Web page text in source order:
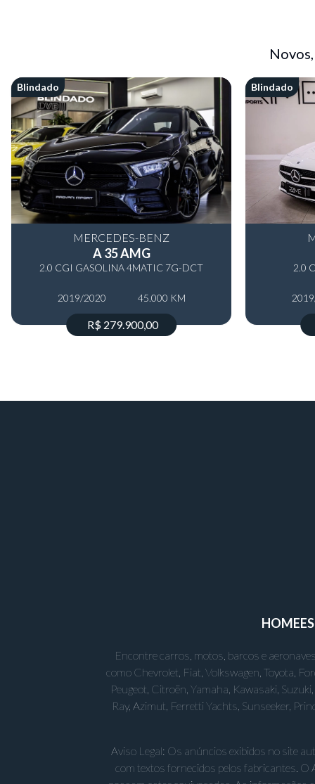
Dianteiro / traseiro / câmeras
Blindado
MERCEDES-BENZ
A 35 AMG
2.0 CGI GASOLINA 4MATIC 7G-DCT
2019/2020 45.000 KM
R$ 279.900,00
Blindado
2.0
HOME
Encontre carros, motos, barcos e
como Chevrolet, Fiat, Volkswagen, Toyota,
Peugeot, Citroën, Yamaha, Kawasaki,
Ray, Azimut, Ferretti Yachts, Sunseeker,
Aviso Legal: Os anúncios exibidos no site
com textos fornecidos pelos fabricantes.